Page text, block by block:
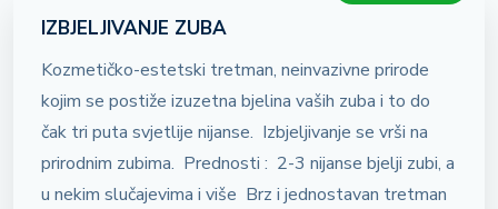
IZBJELJIVANJE ZUBA
Kozmetičko-estetski tretman, neinvazivne prirode
kojim se postiže izuzetna bjelina vaših zuba i to do
čak tri puta svjetlije nijanse. Izbjeljivanje se vrši na
prirodnim zubima. Prednosti : 2-3 nijanse bjelji zubi, a
u nekim slučajevima i više Brz i jednostavan tretman